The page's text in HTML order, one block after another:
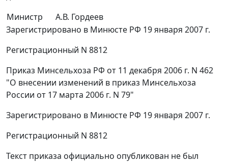
Министр
А.В. Гордеев
Зарегистрировано в Минюсте РФ 19 января 2007 г.
Регистрационный N 8812
Приказ Минсельхоза РФ от 11 декабря 2006 г. N 462
"О внесении изменений в приказ Минсельхоза
России от 17 марта 2006 г. N 79"
Зарегистрировано в Минюсте РФ 19 января 2007 г.
Регистрационный N 8812
Текст приказа официально опубликован не был